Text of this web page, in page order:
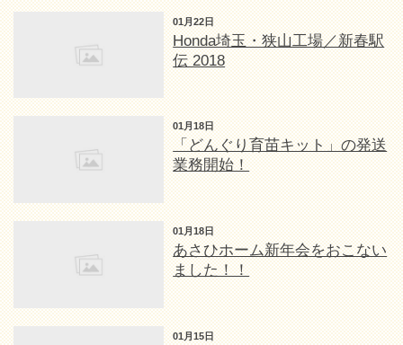
01月22日
Honda埼玉・狭山工場／新春駅
伝 2018
01月18日
「どんぐり育苗キット」の発送
業務開始！
01月18日
あさひホーム新年会をおこない
ました！！
01月15日